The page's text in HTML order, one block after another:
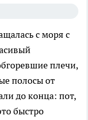
с моря с
плечи,
полосы от
до конца: пот,
быстро